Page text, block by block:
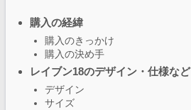
購入の経緯
購入のきっかけ
購入の決め手
レイブン18のデザイン・仕様など
デザイン
サイズ